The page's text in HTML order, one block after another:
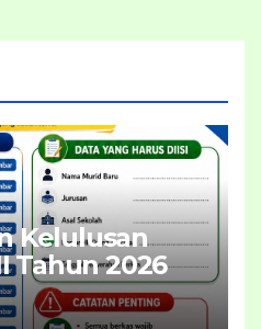
Kelulusan
Tahun 2026